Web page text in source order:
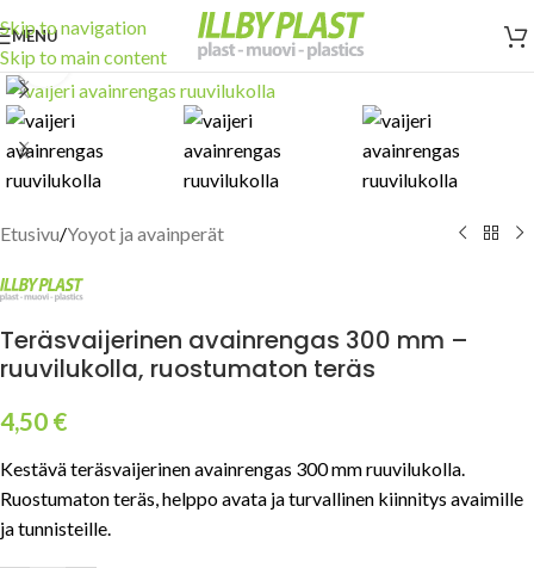
Skip to navigation
Skip to main content
MENU
Click to enlarge
Etusivu/Yoyot ja avainperät
Teräsvaijerinen avainrengas 300 mm –
ruuvilukolla, ruostumaton teräs
4,50 €
Kestävä teräsvaijerinen avainrengas 300 mm ruuvilukolla.
Ruostumaton teräs, helppo avata ja turvallinen kiinnitys avaimille
ja tunnisteille.